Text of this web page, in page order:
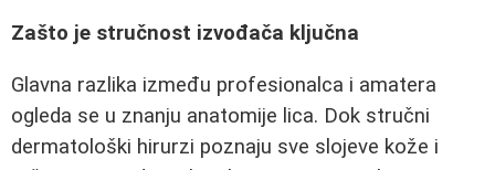
Zašto je stručnost izvođača ključna
Glavna razlika između profesionalca i amatera
ogleda se u znanju anatomije lica. Dok stručni
dermatološki hirurzi poznaju sve slojeve kože i